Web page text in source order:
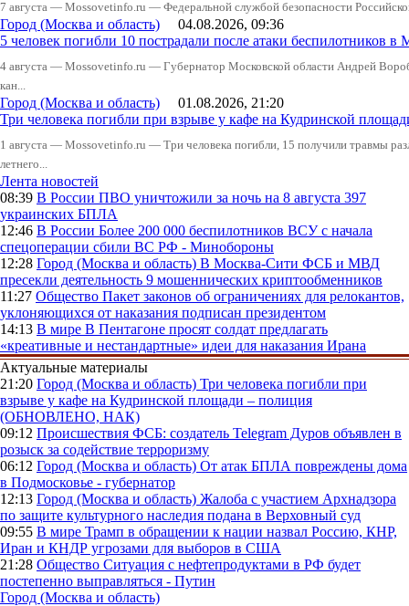
7 августа — Mossovetinfo.ru — Федеральной службой безопасности
Город (Москва и область) 04.08.2026, 09:36
5 человек погибли 10 пострадали после атаки беспилотников в
4 августа — Mossovetinfo.ru — Губернатор Московской области Андрей
кан...
Город (Москва и область) 01.08.2026, 21:20
Три человека погибли при взрыве у кафе на Кудринской
1 августа — Mossovetinfo.ru — Три человека погибли, 15 получили травмы
летнего...
Лента новостей
08:39 В России ПВО уничтожили за ночь на 8 августа 397
украинских БПЛА
12:46 В России Более 200 000 беспилотников ВСУ с начала
спецоперации сбили ВС РФ - Минобороны
12:28 Город (Москва и область) В Москва-Сити ФСБ и МВД
пресекли деятельность 9 мошеннических криптообменников
11:27 Общество Пакет законов об ограничениях для релокантов,
уклоняющихся от наказания подписан президентом
14:13 В мире В Пентагоне просят солдат предлагать
«креативные и нестандартные» идеи для наказания Ирана
Актуальные материалы
21:20 Город (Москва и область) Три человека погибли при
взрыве у кафе на Кудринской площади – полиция
(ОБНОВЛЕНО, НАК)
09:12 Происшествия ФСБ: создатель Telegram Дуров объявлен в
розыск за содействие терроризму
06:12 Город (Москва и область) От атак БПЛА повреждены дома
в Подмосковье - губернатор
12:13 Город (Москва и область) Жалоба с участием Архнадзора
по защите культурного наследия подана в Верховный суд
09:55 В мире Трамп в обращении к нации назвал Россию, КНР,
Иран и КНДР угрозами для выборов в США
21:28 Общество Ситуация с нефтепродуктами в РФ будет
постепенно выправляться - Путин
Город (Москва и область)